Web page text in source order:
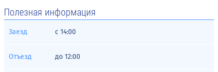
Полезная информация
Заезд с 14:00
Отъезд до 12:00